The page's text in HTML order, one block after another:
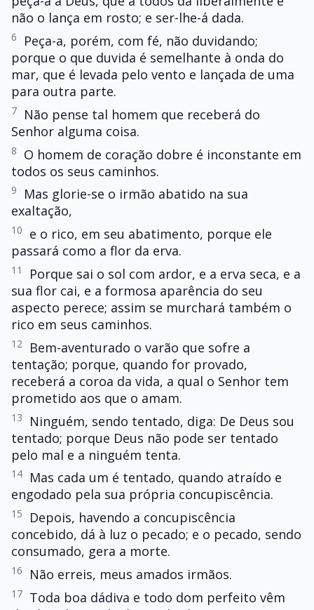
não o lança em rosto; e ser-lhe-á dada.
6
Peça-a, porém, com fé, não duvidando;
porque o que duvida é semelhante à onda do
mar, que é levada pelo vento e lançada de uma
para outra parte.
7
Não pense tal homem que receberá do
Senhor alguma coisa.
8
O homem de coração dobre é inconstante em
todos os seus caminhos.
9
Mas glorie-se o irmão abatido na sua
exaltação,
10
e o rico, em seu abatimento, porque ele
passará como a flor da erva.
11
Porque sai o sol com ardor, e a erva seca, e a
sua flor cai, e a formosa aparência do seu
aspecto perece; assim se murchará também o
rico em seus caminhos.
12
Bem-aventurado o varão que sofre a
tentação; porque, quando for provado,
receberá a coroa da vida, a qual o Senhor tem
prometido aos que o amam.
13
Ninguém, sendo tentado, diga: De Deus sou
tentado; porque Deus não pode ser tentado
pelo mal e a ninguém tenta.
14
Mas cada um é tentado, quando atraído e
engodado pela sua própria concupiscência.
15
Depois, havendo a concupiscência
concebido, dá à luz o pecado; e o pecado, sendo
consumado, gera a morte.
16 Não erreis, meus amados irmãos.
17 Toda boa dádiva e todo dom perfeito vêm